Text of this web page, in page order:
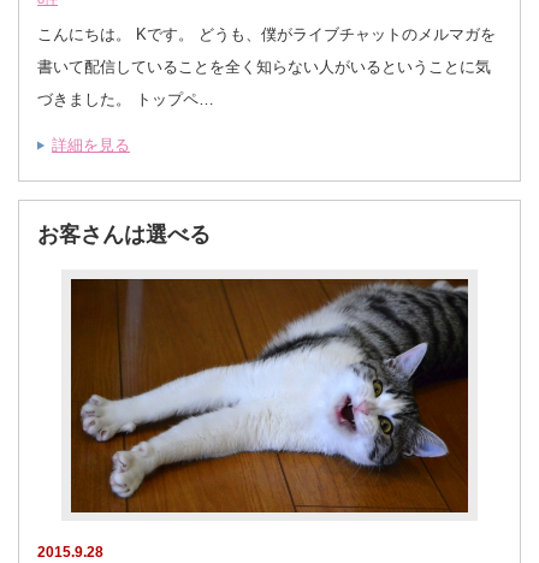
こんにちは。 Kです。 どうも、僕がライブチャットのメルマガを
書いて配信していることを全く知らない人がいるということに気
づきました。 トップペ…
詳細を見る
お客さんは選べる
2015.9.28